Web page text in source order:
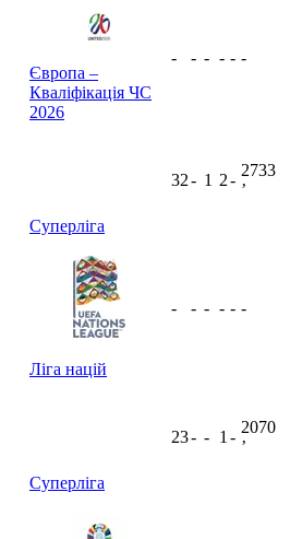
Європа –
Кваліфікація ЧС
2026
- - - - - -
Суперліга
32- 1 2-
2733
ʼ
Ліга націй
- - - - - -
Суперліга
23- - 1 -
2070
ʼ